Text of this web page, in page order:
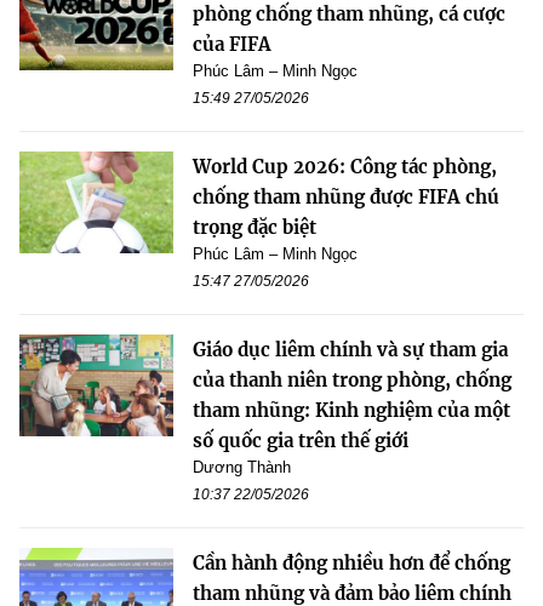
phòng chống tham nhũng, cá cược
của FIFA
Phúc Lâm – Minh Ngọc
15:49 27/05/2026
World Cup 2026: Công tác phòng,
chống tham nhũng được FIFA chú
trọng đặc biệt
Phúc Lâm – Minh Ngọc
15:47 27/05/2026
Giáo dục liêm chính và sự tham gia
của thanh niên trong phòng, chống
tham nhũng: Kinh nghiệm của một
số quốc gia trên thế giới
Dương Thành
10:37 22/05/2026
Cần hành động nhiều hơn để chống
tham nhũng và đảm bảo liêm chính